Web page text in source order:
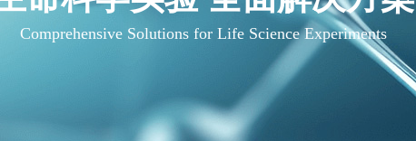
命科学实验 全面解决方案
Comprehensive Solutions for Life Science Experiments